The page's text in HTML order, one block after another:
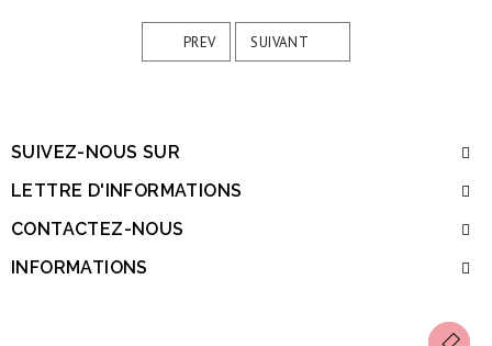
PREV SUIVANT
SUIVEZ-NOUS SUR
LETTRE D'INFORMATIONS
CONTACTEZ-NOUS
INFORMATIONS